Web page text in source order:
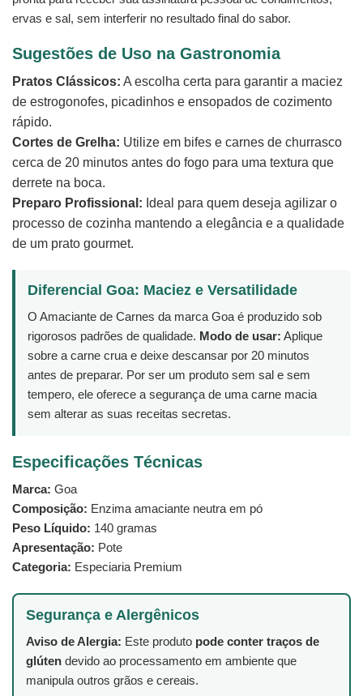
ervas e sal, sem interferir no resultado final do sabor.
Sugestões de Uso na Gastronomia
Pratos Clássicos: A escolha certa para garantir a maciez
de estrogonofes, picadinhos e ensopados de cozimento
rápido.
Cortes de Grelha: Utilize em bifes e carnes de churrasco
cerca de 20 minutos antes do fogo para uma textura que
derrete na boca.
Preparo Profissional: Ideal para quem deseja agilizar o
processo de cozinha mantendo a elegância e a qualidade
de um prato gourmet.
Diferencial Goa: Maciez e Versatilidade
O Amaciante de Carnes da marca Goa é produzido sob
rigorosos padrões de qualidade. Modo de usar: Aplique
sobre a carne crua e deixe descansar por 20 minutos
antes de preparar. Por ser um produto sem sal e sem
tempero, ele oferece a segurança de uma carne macia
sem alterar as suas receitas secretas.
Especificações Técnicas
Marca: Goa
Composição: Enzima amaciante neutra em pó
Peso Líquido: 140 gramas
Apresentação: Pote
Categoria: Especiaria Premium
Segurança e Alergênicos
Aviso de Alergia: Este produto pode conter traços de
glúten devido ao processamento em ambiente que
manipula outros grãos e cereais.